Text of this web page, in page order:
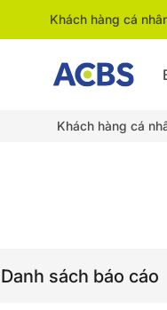
Khách hàng cá
Khách hàng cá
Danh sách báo cáo